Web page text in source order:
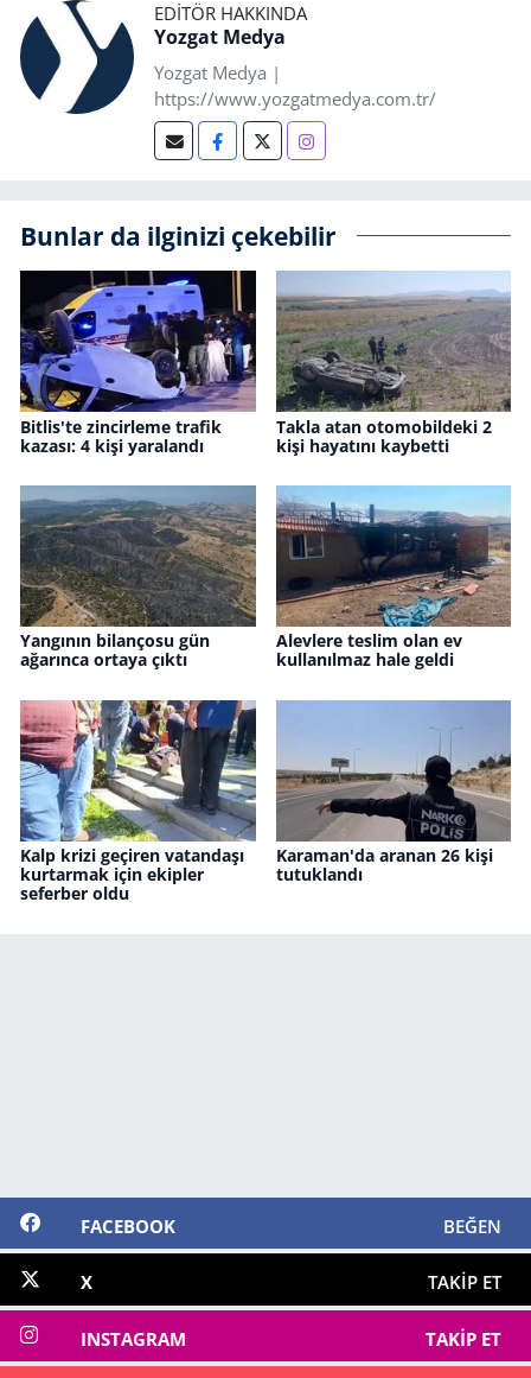
EDITÖR HAKKINDA
Yozgat Medya
Yozgat Medya |
https://www.yozgatmedya.com.tr/
Bunlar da ilginizi çekebilir
Bitlis'te zincirleme trafik
kazası: 4 kişi yaralandı
Takla atan otomobildeki 2
kişi hayatını kaybetti
Yangının bilançosu gün
ağarınca ortaya çıktı
Alevlere teslim olan ev
kullanılmaz hale geldi
Kalp krizi geçiren vatandaşı
kurtarmak için ekipler
seferber oldu
Karaman'da aranan 26 kişi
tutuklandı
FACEBOOK BEĞEN
X TAKIP ET
INSTAGRAM TAKIP ET